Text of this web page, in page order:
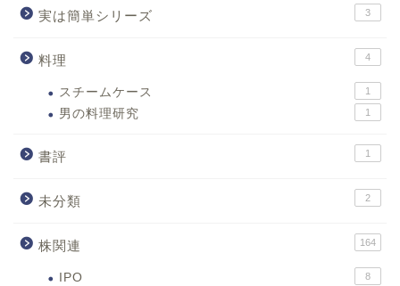
実は簡単シリーズ 3
料理 4
スチームケース 1
男の料理研究 1
書評 1
未分類 2
株関連 164
IPO 8